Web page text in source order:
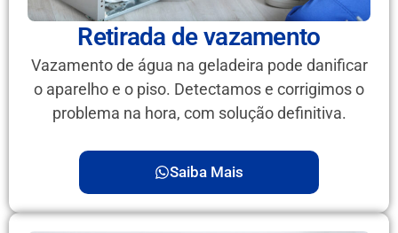
Retirada de vazamento
Vazamento de água na geladeira pode danificar
o aparelho e o piso. Detectamos e corrigimos o
problema na hora, com solução definitiva.
Saiba Mais